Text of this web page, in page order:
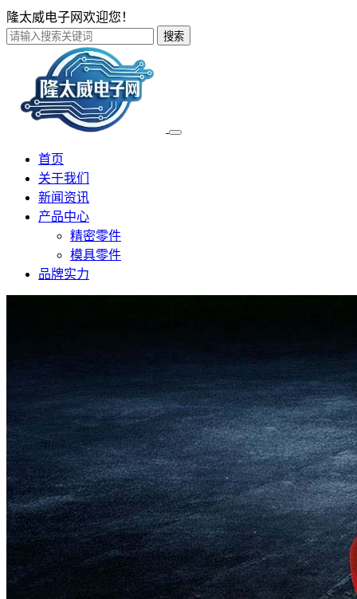
隆太威电子网欢迎您！
搜索
首页
关于我们
新闻资讯
产品中心
精密零件
模具零件
品牌实力